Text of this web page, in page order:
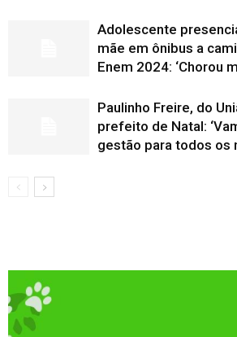
Adolescente
mãe em ônibus a
Enem 2024: ‘Chorou
Paulinho Freire, do
prefeito de Natal:
gestão para todos os